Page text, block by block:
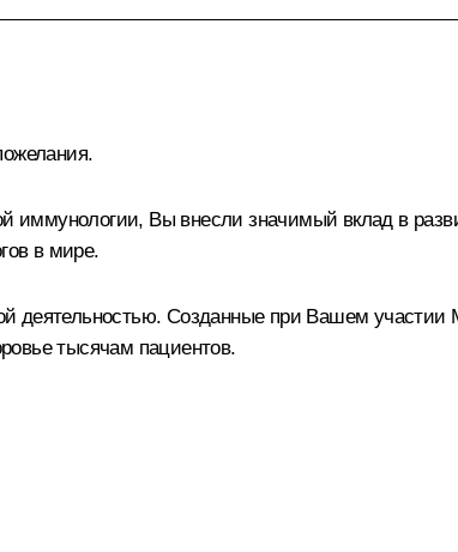
иммунологии, Вы внесли значимый вклад в
в мире.
деятельностью. Созданные при Вашем участии
тысячам пациентов.